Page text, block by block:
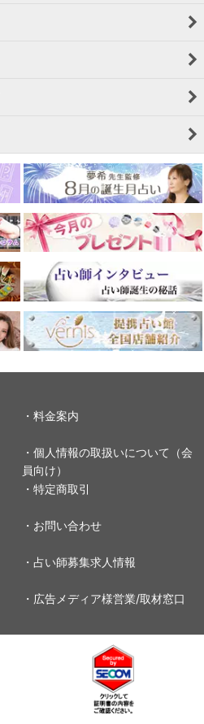
・料金案内
・個人情報の取扱いについて（会
員向け）
・特定商取引
・お問い合わせ
・占い師募集求人情報
・広告メディア様営業/取材窓口